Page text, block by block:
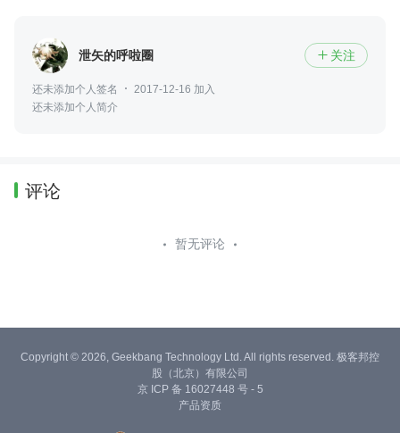
泄矢的呼啦圈  关注
还未添加个人签名
2017-12-16 加入
还未添加个人简介
评论
暂无评论
Copyright © 2026, Geekbang Technology Ltd. All rights reserved. 极客邦控
股（北京）有限公司
京 ICP 备 16027448 号 - 5
产品资质